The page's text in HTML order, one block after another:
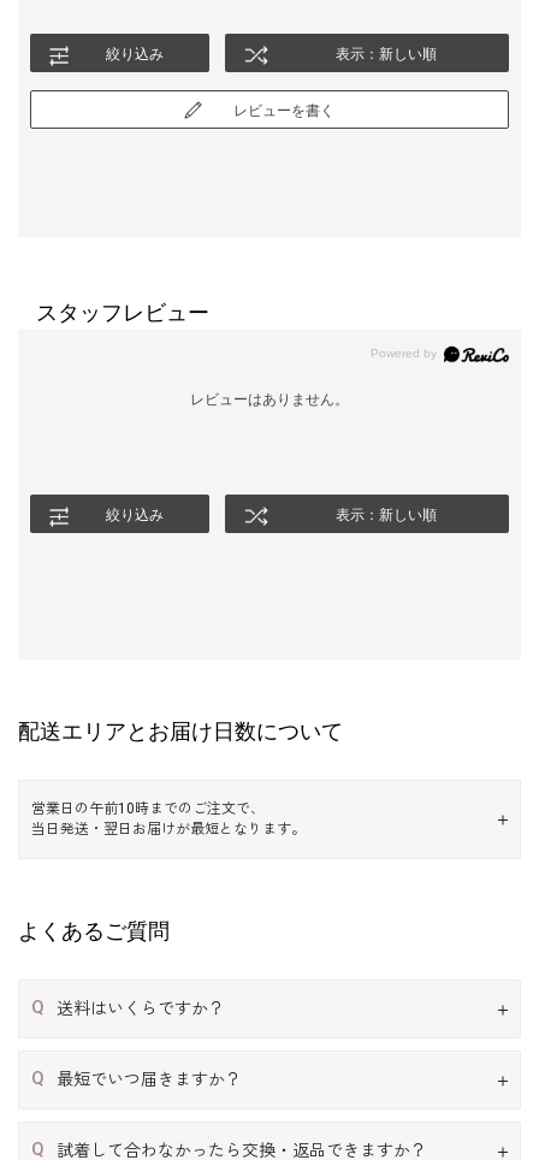
絞り込み 表示：新しい順
レビューを書く
スタッフレビュー
レビューはありません。
絞り込み 表示：新しい順
配送エリアとお届け日数について
営業日の午前10時までのご注文で、
当日発送・翌日お届けが最短となります。
よくあるご質問
Q 送料はいくらですか？
Q 最短でいつ届きますか？
Q 試着して合わなかったら交換・返品できますか？